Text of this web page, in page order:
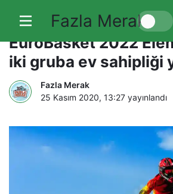
Fazla Merak
Türkiye; EuroBasket
EuroBasket 2022
iki gruba ev sahipliği
Fazla Merak
25 Kasım 2020, 13:27 yayınlandı